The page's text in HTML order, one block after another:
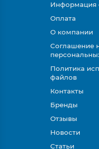
Информация
Оплата
О компании
Соглашение
Политика
файлов
Контакты
Бренды
Отзывы
Новости
Статьи